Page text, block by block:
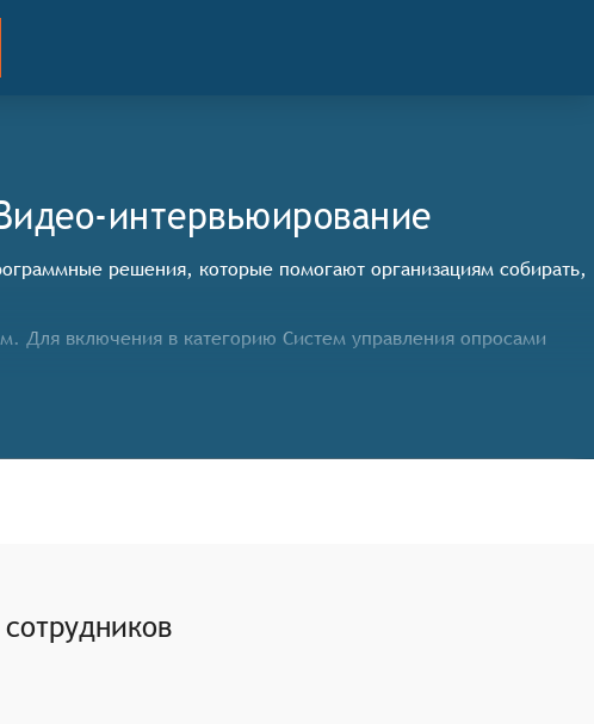
интервьюирование
решения, которые помогают организациям собирать,
Для включения в категорию Систем управления опросами
таких как множественный выбор, шкала Лайкерта,
хранение данных.
и командам понять результаты опросов и определить